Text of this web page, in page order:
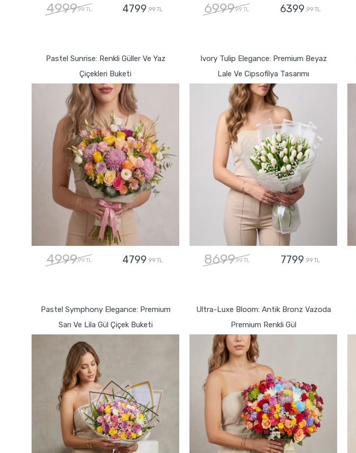
4999,99 TL 4799 ,99 TL 6999,99 TL 6399 ,99 TL
Pastel Sunrise: Renkli Güller Ve Yaz
Çiçekleri Buketi
4999,99 TL 4799 ,99 TL
Ivory Tulip Elegance: Premium Beyaz
Lale Ve Cipsofilya Tasarımı
8699,99 TL 7799 ,99 TL
Pastel Symphony Elegance: Premium
Sarı Ve Lila Gül Çiçek Buketi
Ultra-Luxe Bloom: Antik Bronz Vazoda
Premium Renkli Gül